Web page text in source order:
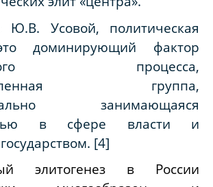
Усовой, политическая
доминирующий фактор
процесса,
группа,
занимающаяся
в сфере власти и
[4]
элитогенез в России